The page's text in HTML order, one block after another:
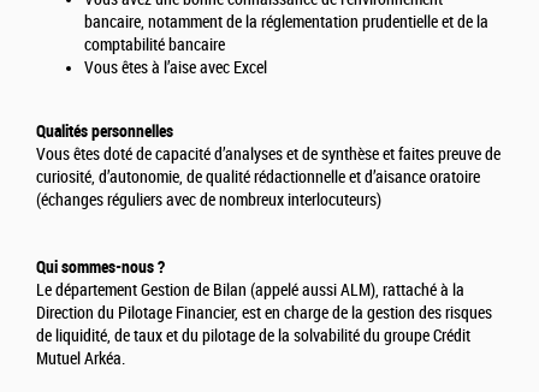
bancaire, notamment de la réglementation prudentielle et de la
comptabilité bancaire
Vous êtes à l’aise avec Excel
Qualités personnelles
Vous êtes doté de capacité d’analyses et de synthèse et faites preuve de
curiosité, d’autonomie, de qualité rédactionnelle et d’aisance oratoire
(échanges réguliers avec de nombreux interlocuteurs)
Qui sommes-nous ?
Le département Gestion de Bilan (appelé aussi ALM), rattaché à la
Direction du Pilotage Financier, est en charge de la gestion des risques
de liquidité, de taux et du pilotage de la solvabilité du groupe Crédit
Mutuel Arkéa.